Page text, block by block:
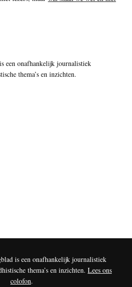
een onafhankelijk journalistiek
thema’s en inzichten.
is een onafhankelijk journalistiek
thema’s en inzichten. Lees ons
colofon.